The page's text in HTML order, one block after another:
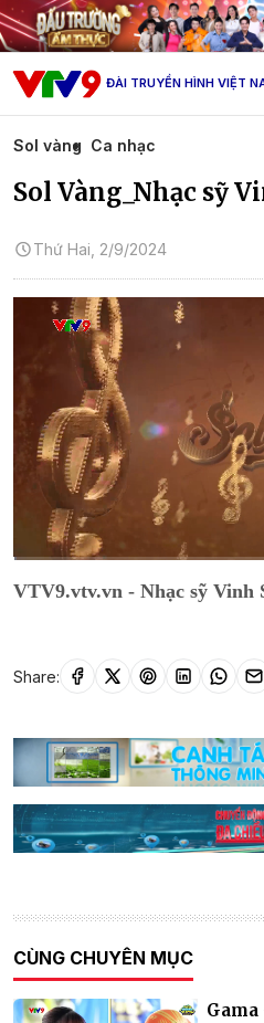
ĐÀI TRUYỀN HÌNH VIỆT
Sol vàng Ca nhạc
Sol Vàng_Nhạc sỹ
Thứ Hai, 2/9/2024
VTV9.vtv.vn - Nhạc sỹ Vinh
Share:
CÙNG CHUYÊN MỤC
Gama